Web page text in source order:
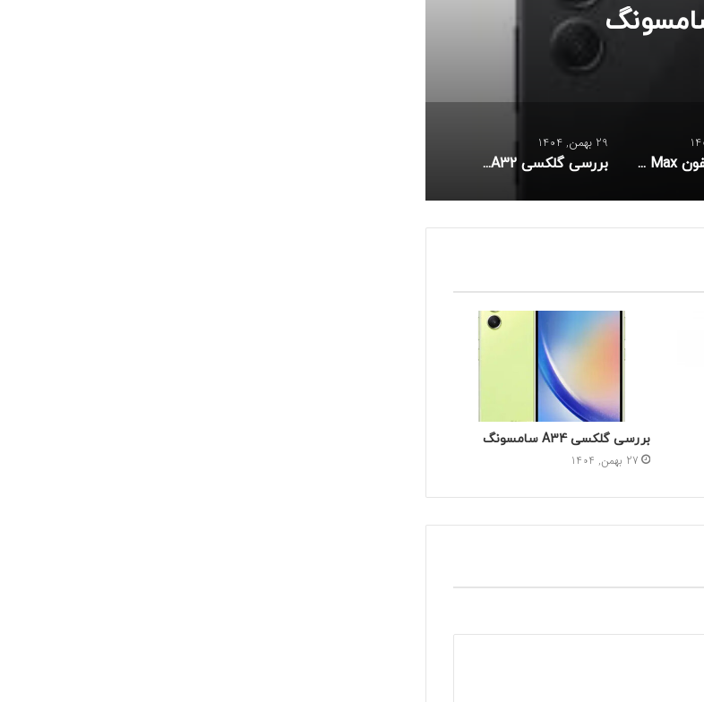
بررسی آیفون XS Max اپل
29 بهمن, 1404
بررسی گلکسی A32 سامسونگ
بررسی گلکسی A34 سامسونگ
27 بهمن, 1404